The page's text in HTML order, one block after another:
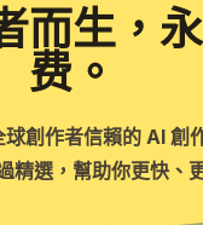
而生，
费。
創作者信賴的 AI 創
精選，幫助你更快、